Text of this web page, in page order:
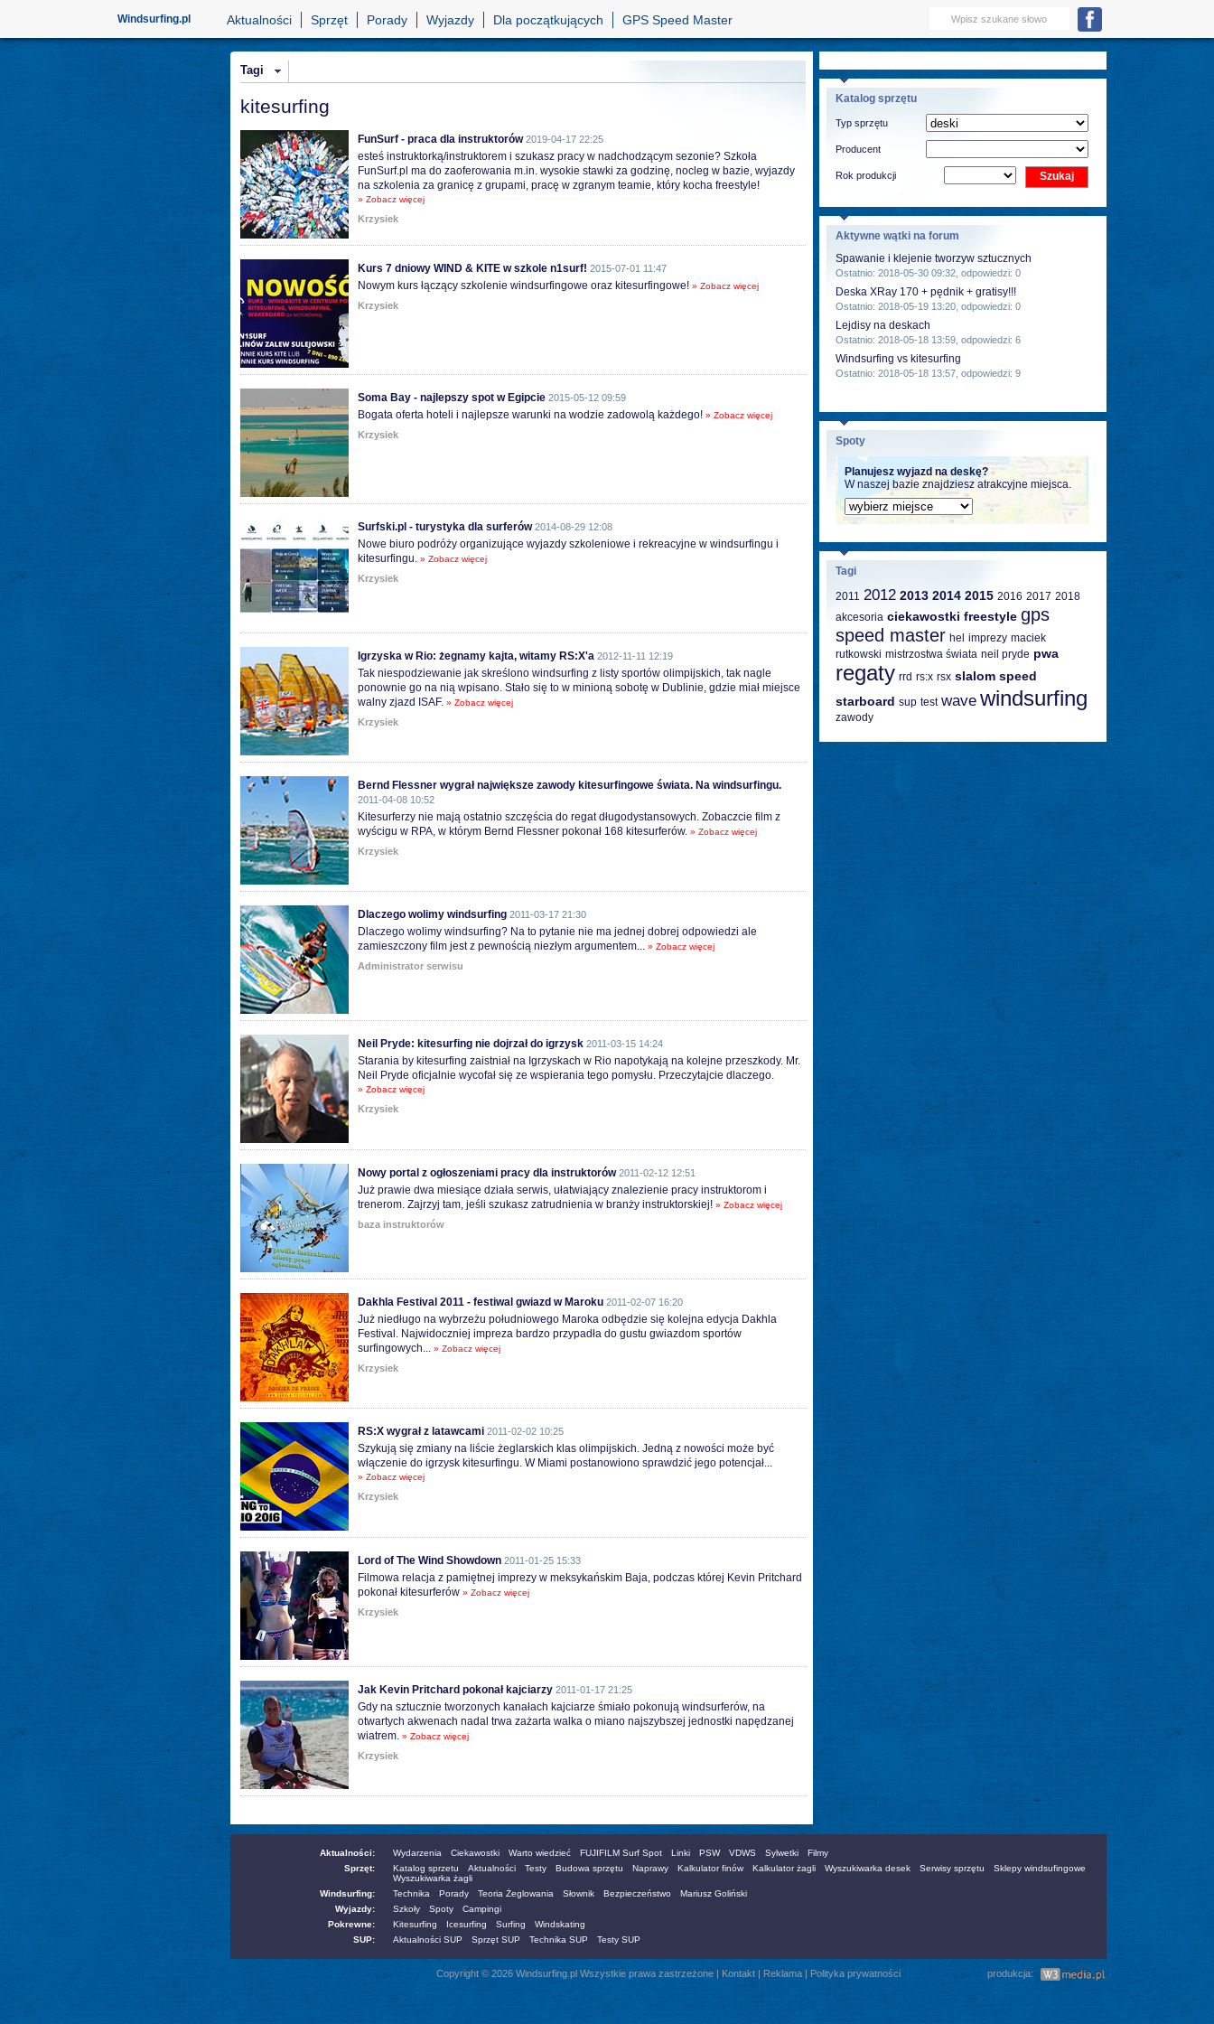
Windsurfing.pl Aktualności Sprzęt Porady Wyjazdy Dla początkujących GPS Speed Master
Tagi
kitesurfing
FunSurf - praca dla instruktorów 2019-04-17 22:25
esteś instruktorką/instruktorem i szukasz pracy w nadchodzącym sezonie? Szkoła
FunSurf.pl ma do zaoferowania m.in. wysokie stawki za godzinę, nocleg w bazie, wyjazdy
na szkolenia za granicę z grupami, pracę w zgranym teamie, który kocha freestyle!
» Zobacz więcej
Krzysiek
Kurs 7 dniowy WIND & KITE w szkole n1surf! 2015-07-01 11:47
Nowym kurs łączący szkolenie windsurfingowe oraz kitesurfingowe! » Zobacz więcej
Krzysiek
Soma Bay - najlepszy spot w Egipcie 2015-05-12 09:59
Bogata oferta hoteli i najlepsze warunki na wodzie zadowolą każdego! » Zobacz więcej
Krzysiek
Surfski.pl - turystyka dla surferów 2014-08-29 12:08
Nowe biuro podróży organizujące wyjazdy szkoleniowe i rekreacyjne w windsurfingu i
kitesurfingu. » Zobacz więcej
Krzysiek
Igrzyska w Rio: żegnamy kajta, witamy RS:X'a 2012-11-11 12:19
Tak niespodziewanie jak skreślono windsurfing z listy sportów olimpijskich, tak nagle
ponownie go na nią wpisano. Stało się to w minioną sobotę w Dublinie, gdzie miał miejsce
walny zjazd ISAF. » Zobacz więcej
Krzysiek
Bernd Flessner wygrał największe zawody kitesurfingowe świata. Na windsurfingu.
2011-04-08 10:52
Kitesurferzy nie mają ostatnio szczęścia do regat długodystansowych. Zobaczcie film z
wyścigu w RPA, w którym Bernd Flessner pokonał 168 kitesurferów. » Zobacz więcej
Krzysiek
Dlaczego wolimy windsurfing 2011-03-17 21:30
Dlaczego wolimy windsurfing? Na to pytanie nie ma jednej dobrej odpowiedzi ale
zamieszczony film jest z pewnością niezłym argumentem... » Zobacz więcej
Administrator serwisu
Neil Pryde: kitesurfing nie dojrzał do igrzysk 2011-03-15 14:24
Starania by kitesurfing zaistniał na Igrzyskach w Rio napotykają na kolejne przeszkody. Mr.
Neil Pryde oficjalnie wycofał się ze wspierania tego pomysłu. Przeczytajcie dlaczego.
» Zobacz więcej
Krzysiek
Nowy portal z ogłoszeniami pracy dla instruktorów 2011-02-12 12:51
Już prawie dwa miesiące działa serwis, ułatwiający znalezienie pracy instruktorom i
trenerom. Zajrzyj tam, jeśli szukasz zatrudnienia w branży instruktorskiej! » Zobacz więcej
baza instruktorów
Dakhla Festival 2011 - festiwal gwiazd w Maroku 2011-02-07 16:20
Już niedługo na wybrzeżu południowego Maroka odbędzie się kolejna edycja Dakhla
Festival. Najwidoczniej impreza bardzo przypadła do gustu gwiazdom sportów
surfingowych... » Zobacz więcej
Krzysiek
RS:X wygrał z latawcami 2011-02-02 10:25
Szykują się zmiany na liście żeglarskich klas olimpijskich. Jedną z nowości może być
włączenie do igrzysk kitesurfingu. W Miami postanowiono sprawdzić jego potencjał...
» Zobacz więcej
Krzysiek
Lord of The Wind Showdown 2011-01-25 15:33
Filmowa relacja z pamiętnej imprezy w meksykańskim Baja, podczas której Kevin Pritchard
pokonał kitesurferów » Zobacz więcej
Krzysiek
Jak Kevin Pritchard pokonał kajciarzy 2011-01-17 21:25
Gdy na sztucznie tworzonych kanałach kajciarze śmiało pokonują windsurferów, na
otwartych akwenach nadal trwa zażarta walka o miano najszybszej jednostki napędzanej
wiatrem. » Zobacz więcej
Krzysiek
Katalog sprzętu
Typ sprzętu
Producent
Rok produkcji
Aktywne wątki na forum
Spawanie i klejenie tworzyw sztucznych
Ostatnio: 2018-05-30 09:32, odpowiedzi: 0
Deska XRay 170 + pędnik + gratisy!!!
Ostatnio: 2018-05-19 13:20, odpowiedzi: 0
Lejdisy na deskach
Ostatnio: 2018-05-18 13:59, odpowiedzi: 6
Windsurfing vs kitesurfing
Ostatnio: 2018-05-18 13:57, odpowiedzi: 9
Spoty
Planujesz wyjazd na deskę?
W naszej bazie znajdziesz atrakcyjne miejsca.
Tagi
2011 2012 2013 2014 2015 2016 2017 2018
akcesoria ciekawostki freestyle gps
speed master hel imprezy maciek
rutkowski mistrzostwa świata neil pryde pwa
regaty rrd rs:x rsx slalom speed
starboard sup test wave windsurfing
zawody
Aktualności: Wydarzenia Ciekawostki Warto wiedzieć FUJIFILM Surf Spot Linki PSW VDWS Sylwetki
Filmy
Sprzęt:
Katalog sprzetu Aktualności Testy Budowa sprzętu Naprawy Kalkulator finów Kalkulator żagli Wyszukiwarka desek Serwisy sprzętu
Sklepy windsufingowe
Wyszukiwarka żagli
Windsurfing:
Technika Porady Teoria Żeglowania Słownik Bezpieczeństwo
Mariusz Goliński
Wyjazdy:
Szkoły Spoty
Campingi
Pokrewne:
Kitesurfing Icesurfing Surfing
Windskating
SUP:
Aktualności SUP Sprzęt SUP Technika SUP Testy SUP
Copyright © 2026 Windsurfing.pl Wszystkie prawa zastrzeżone | Kontakt| Reklama| Polityka prywatności produkcja: